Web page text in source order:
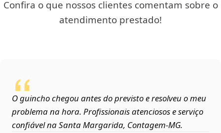
Confira o que nossos clientes comentam sobre o
atendimento prestado!
O guincho chegou antes do previsto e resolveu o meu
problema na hora. Profissionais atenciosos e serviço
confiável na Santa Margarida, Contagem‑MG.